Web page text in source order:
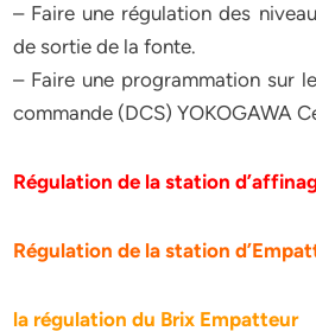
– Faire une régulation des
de sortie de la fonte.
– Faire une programmation sur
commande (DCS) YOKOGAWA
Régulation de la station
Régulation de la station
la régulation du Brix Empatteur